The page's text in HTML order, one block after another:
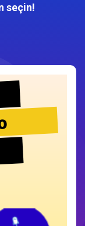
seçin!